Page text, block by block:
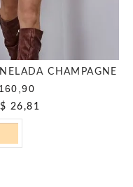
CHAMPAGNE
26,81